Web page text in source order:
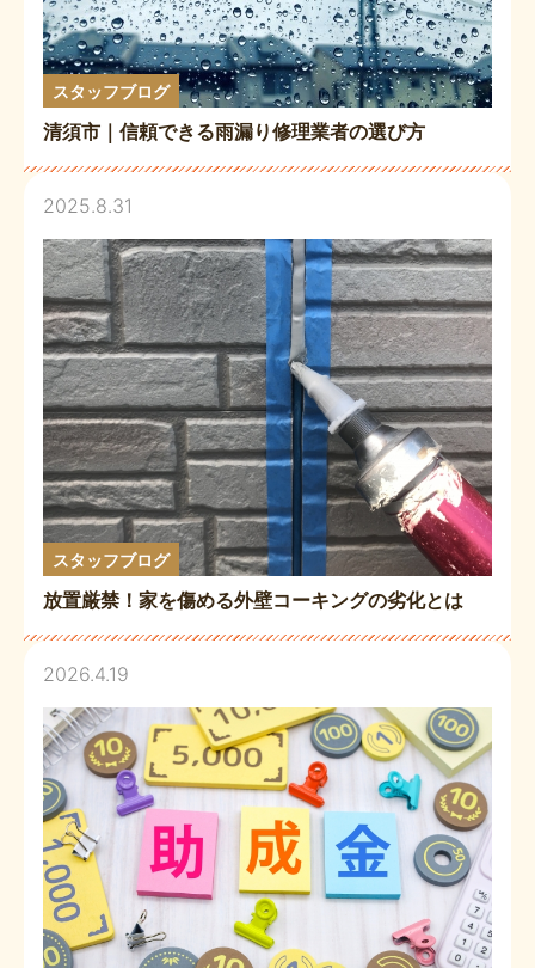
スタッフブログ
清須市｜信頼できる雨漏り修理業者の選び方
2025.8.31
スタッフブログ
放置厳禁！家を傷める外壁コーキングの劣化とは
2026.4.19